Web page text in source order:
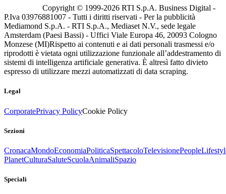
Copyright © 1999-2026 RTI S.p.A. Business Digital -
P.Iva 03976881007 - Tutti i diritti riservati - Per la pubblicità
Mediamond S.p.A. - RTI S.p.A., Mediaset N.V., sede legale
Amsterdam (Paesi Bassi) - Uffici Viale Europa 46, 20093 Cologno
Monzese (MI)Rispetto ai contenuti e ai dati personali trasmessi e/o
riprodotti è vietata ogni utilizzazione funzionale all’addestramento di
sistemi di intelligenza artificiale generativa. È altresì fatto divieto
espresso di utilizzare mezzi automatizzati di data scraping.
Legal
CorporatePrivacy PolicyCookie Policy
Sezioni
CronacaMondoEconomiaPoliticaSpettacoloTelevisionePeople
PlanetCulturaSaluteScuolaAnimaliSpazio
Speciali